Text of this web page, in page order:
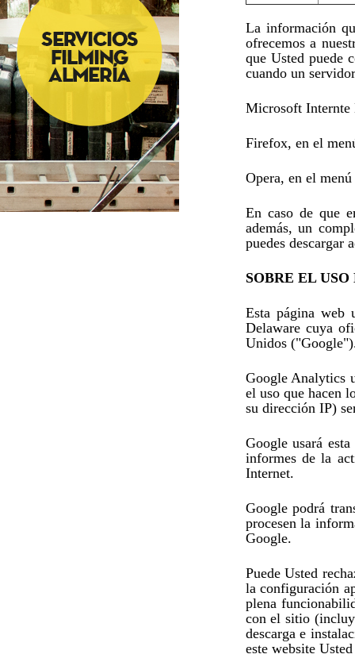
La información
ofrecemos a
que Usted puede
cuando un
Microsoft Internte
Firefox, en el
Opera, en el
En caso de que
además, un
puedes descargar
SOBRE EL
Esta página web
Delaware cuya
Unidos
Google Analytics
el uso que hacen
su dirección IP)
Google usará
informes de la
Internet.
Google podrá
procesen la
Google.
Puede Usted
la configuración
plena
con el sitio
descarga e
este website